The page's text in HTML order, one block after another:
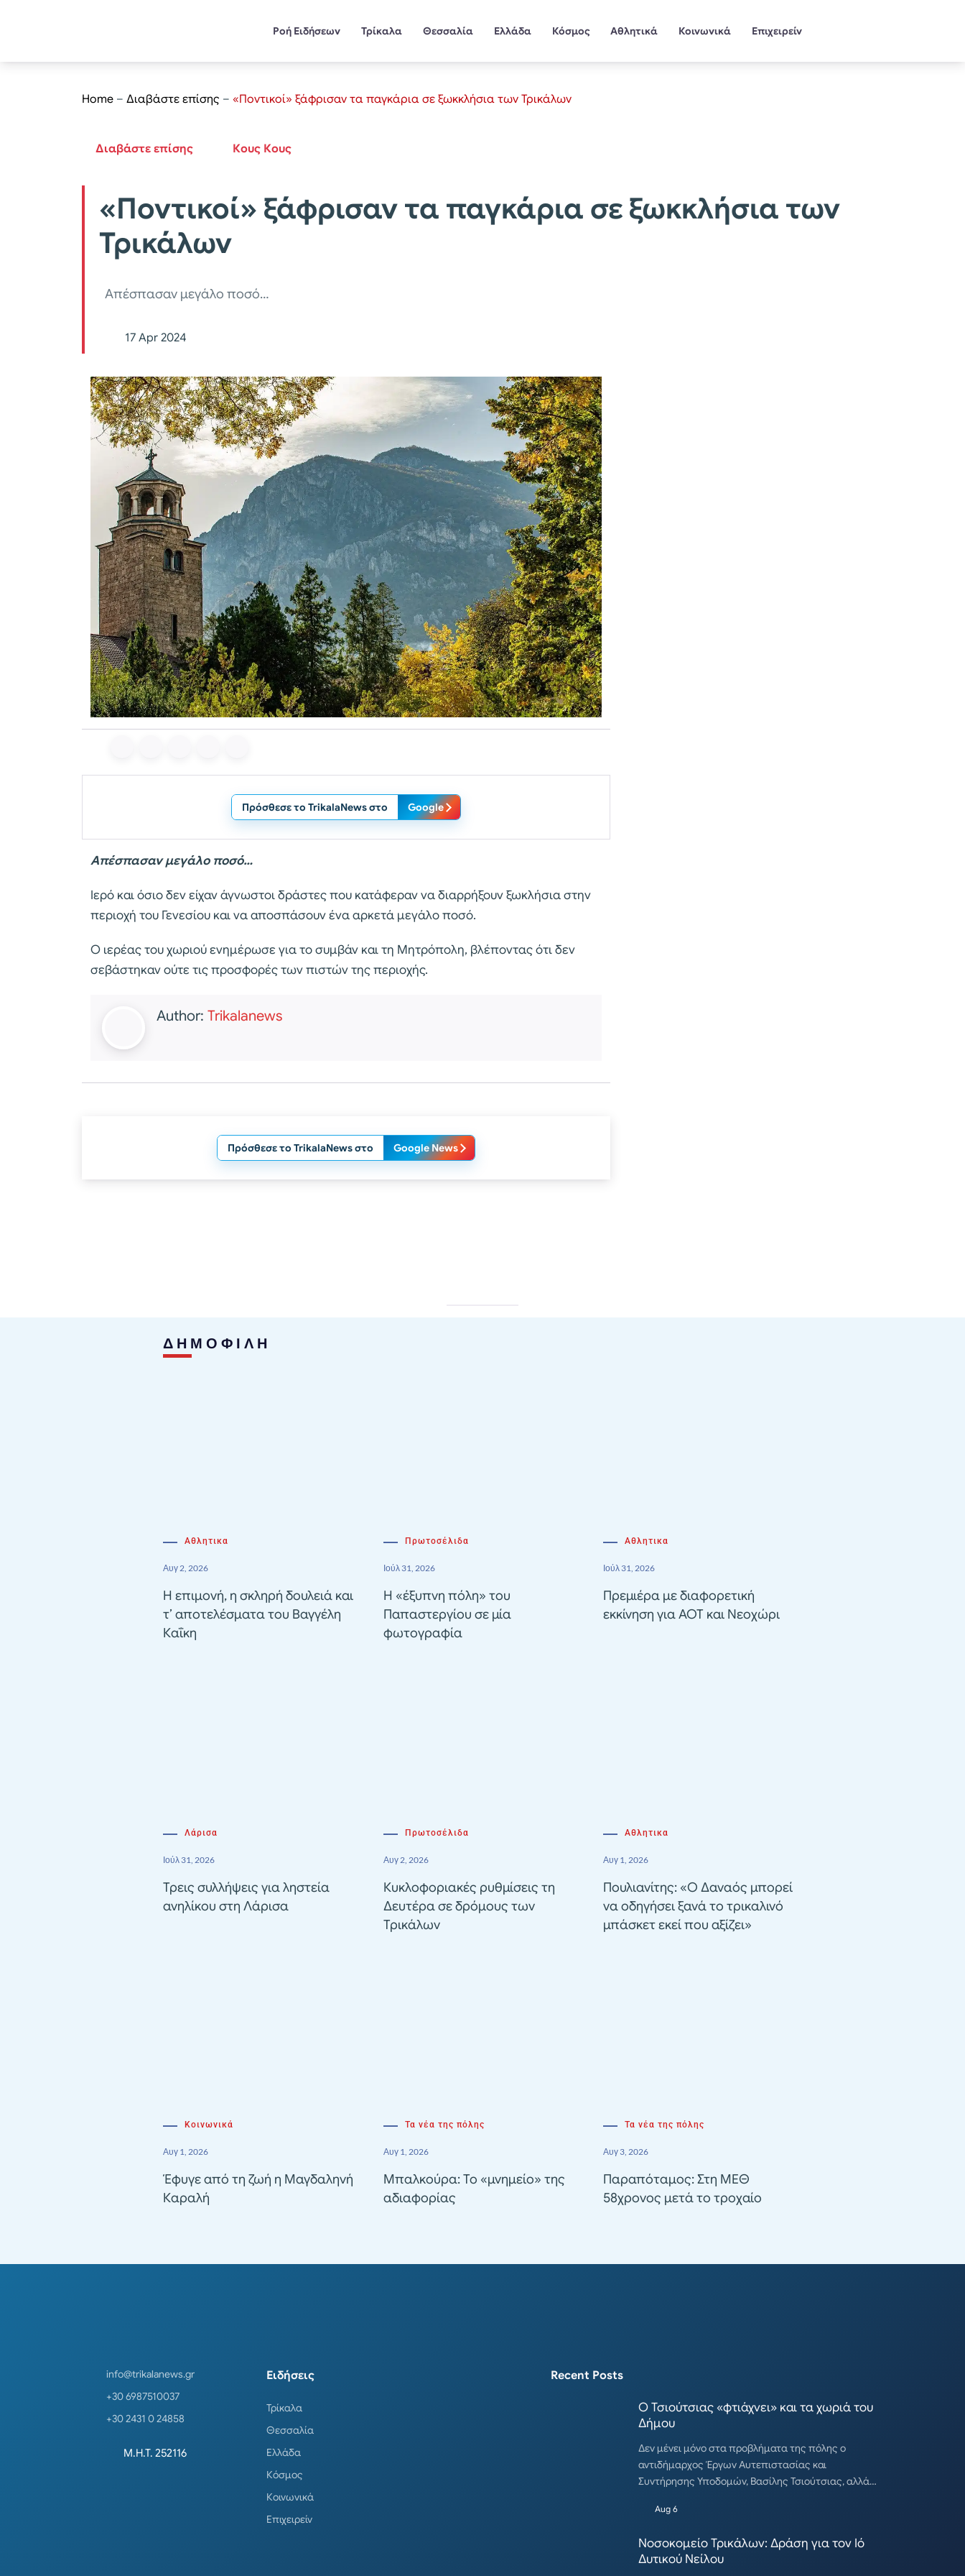
Ροή Ειδήσεων Τρίκαλα Θεσσαλία Ελλάδα Κόσμος Αθλητικά Κοινωνικά Επιχειρείν
Home – Διαβάστε επίσης – «Ποντικοί» ξάφρισαν τα παγκάρια σε ξωκκλήσια των Τρικάλων
Διαβάστε επίσης Κους Κους
«Ποντικοί» ξάφρισαν τα παγκάρια σε ξωκκλήσια των
Τρικάλων
Απέσπασαν μεγάλο ποσό…
17 Apr 2024
Πρόσθεσε το TrikalaNews στο Google
Απέσπασαν μεγάλο ποσό…
Ιερό και όσιο δεν είχαν άγνωστοι δράστες που κατάφεραν να διαρρήξουν ξωκλήσια στην
περιοχή του Γενεσίου και να αποσπάσουν ένα αρκετά μεγάλο ποσό.
Ο ιερέας του χωριού ενημέρωσε για το συμβάν και τη Μητρόπολη, βλέποντας ότι δεν
σεβάστηκαν ούτε τις προσφορές των πιστών της περιοχής.
Author: Trikalanews
Πρόσθεσε το TrikalaNews στο Google News
ΔΗΜΟΦΙΛΗ
Αθλητικα
Αυγ 2, 2026
Η επιμονή, η σκληρή δουλειά και
τ’ αποτελέσματα του Βαγγέλη
Καΐκη
Πρωτοσέλιδα
Ιούλ 31, 2026
Η «έξυπνη πόλη» του
Παπαστεργίου σε μία
φωτογραφία
Αθλητικα
Ιούλ 31, 2026
Πρεμιέρα με διαφορετική
εκκίνηση για ΑΟΤ και Νεοχώρι
Λάρισα
Ιούλ 31, 2026
Τρεις συλλήψεις για ληστεία
ανηλίκου στη Λάρισα
Πρωτοσέλιδα
Αυγ 2, 2026
Κυκλοφοριακές ρυθμίσεις τη
Δευτέρα σε δρόμους των
Τρικάλων
Αθλητικα
Αυγ 1, 2026
Πουλιανίτης: «Ο Δαναός μπορεί
να οδηγήσει ξανά το τρικαλινό
μπάσκετ εκεί που αξίζει»
Κοινωνικά
Αυγ 1, 2026
Έφυγε από τη ζωή η Μαγδαληνή
Καραλή
Τα νέα της πόλης
Αυγ 1, 2026
Μπαλκούρα: Το «μνημείο» της
αδιαφορίας
Τα νέα της πόλης
Αυγ 3, 2026
Παραπόταμος: Στη ΜΕΘ
58χρονος μετά το τροχαίο
info@trikalanews.gr
+30 6987510037
+30 2431 0 24858
Μ.Η.Τ. 252116
Ειδήσεις
Τρίκαλα
Θεσσαλία
Ελλάδα
Κόσμος
Κοινωνικά
Επιχειρείν
Recent Posts
Ο Τσιούτσιας «φτιάχνει» και τα χωριά του
Δήμου
Δεν μένει μόνο στα προβλήματα της πόλης ο
αντιδήμαρχος Έργων Αυτεπιστασίας και
Συντήρησης Υποδομών, Βασίλης Τσιούτσιας, αλλά…
Aug 6
Νοσοκομείο Τρικάλων: Δράση για τον Ιό
Δυτικού Νείλου